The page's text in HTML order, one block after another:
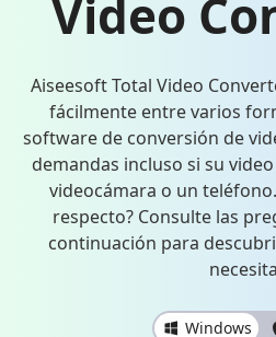
Video
Aiseesoft Total Video
fácilmente entre varios
software de conversión de
demandas incluso si su
videocámara o un
respecto? Consulte las
continuación para
Windows